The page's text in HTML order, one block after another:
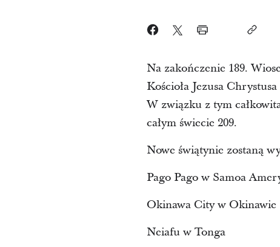
Na zakończenie 189.
Kościoła Jezusa
W związku z tym
całym świecie 209.
Nowe świątynie zostaną
Pago Pago w Samoa
Okinawa City w Okinawie
Neiafu w Tonga